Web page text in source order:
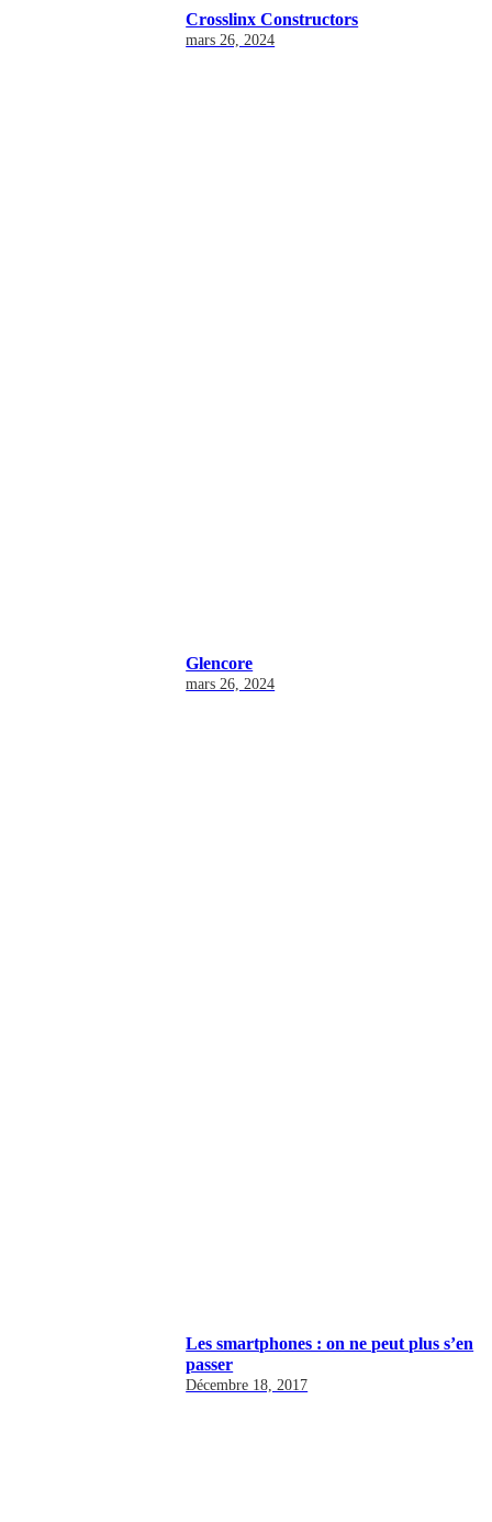
Crosslinx Constructors
mars 26, 2024
Glencore
mars 26, 2024
Les smartphones : on ne peut plus s’en
passer
Décembre 18, 2017